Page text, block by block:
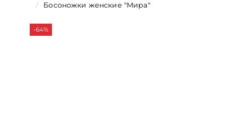
Босоножки женские "Мира"
-64%